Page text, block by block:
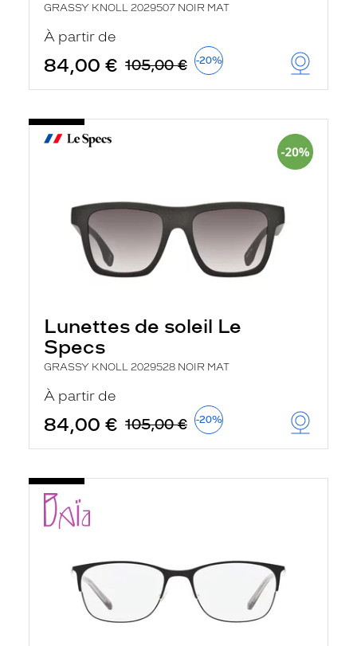
GRASSY KNOLL 2029507 NOIR MAT
À partir de
84,00 € 105,00 € -20%
Lunettes de soleil Le
Specs
GRASSY KNOLL 2029528 NOIR MAT
À partir de
84,00 € 105,00 € -20%